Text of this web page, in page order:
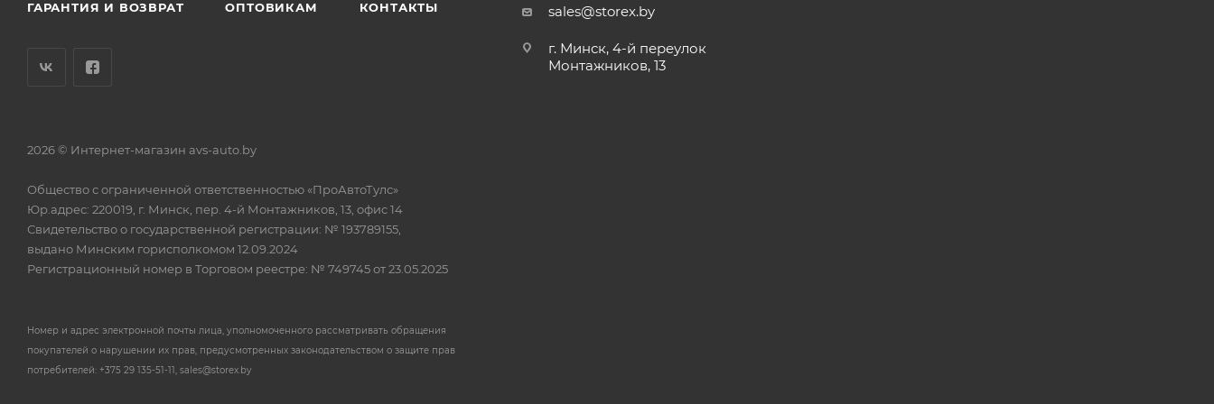
ГАРАНТИЯ И ВОЗВРАТ ОПТОВИКАМ КОНТАКТЫ sales@storex.by
г. Минск, 4-й переулок
Монтажников, 13
2026 © Интернет-магазин avs-auto.by
Общество с ограниченной ответственностью «ПроАвтоТулс»
Юр.адрес: 220019, г. Минск, пер. 4-й Монтажников, 13, офис 14
Свидетельство о государственной регистрации: № 193789155,
выдано Минским горисполкомом 12.09.2024
Регистрационный номер в Торговом реестре: № 749745 от 23.05.2025
Номер и адрес электронной почты лица, уполномоченного рассматривать обращения
покупателей о нарушении их прав, предусмотренных законодательством о защите прав
потребителей: +375 29 135-51-11, sales@storex.by